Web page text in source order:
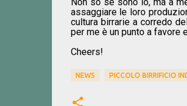
assaggiare le loro
cultura birrarie a corredo
per me è un punto a
Cheers!
NEWS PICCOLO BIRRIFICIO